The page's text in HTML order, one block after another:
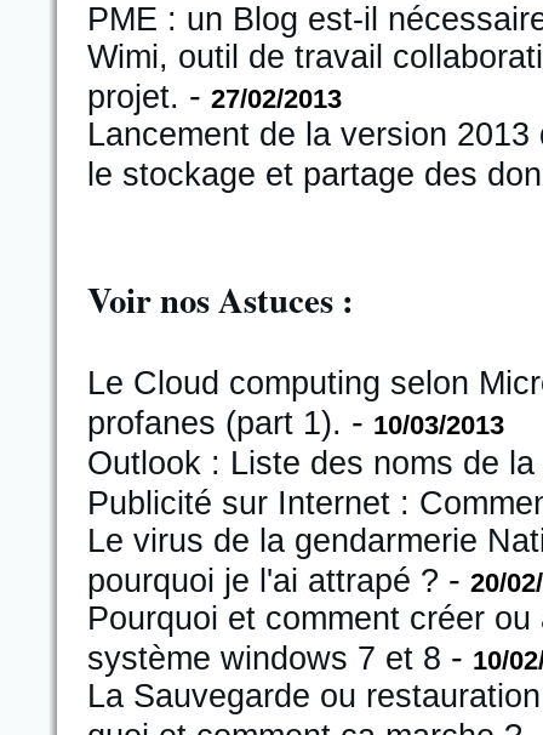
PME : un Blog est-il
Wimi, outil de travail
projet. - 27/02/2013
Lancement de la version
le stockage et partage des
Voir nos Astuces :
Le Cloud computing selon
profanes (part 1). - 10/03/2013
Outlook : Liste des noms de
Publicité sur Internet :
Le virus de la gendarmerie
pourquoi je l'ai attrapé ? - 20/
Pourquoi et comment créer
système windows 7 et 8 - 10/
La Sauvegarde ou